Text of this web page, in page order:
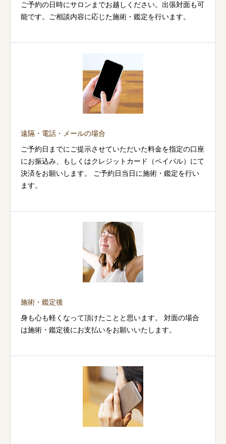
ご予約の日時にサロンまでお越しください。出張対面も可
能です。ご相談内容に応じた施術・鑑定を行います。
遠隔・電話・メールの場合
ご予約日までにご提示させていただいた料金を指定の口座
にお振込み、もしくはクレジットカード（ペイパル）にて
決済をお願いします。 ご予約日当日に施術・鑑定を行い
ます。
施術・鑑定後
身も心も軽くなって頂けたことと思います。 対面の場合
は施術・鑑定後にお支払いをお願いいたします。